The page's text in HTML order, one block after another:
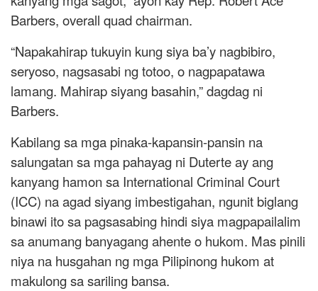
Barbers, overall quad chairman.
“Napakahirap tukuyin kung siya ba’y nagbibiro,
seryoso, nagsasabi ng totoo, o nagpapatawa
lamang. Mahirap siyang basahin,” dagdag ni
Barbers.
Kabilang sa mga pinaka-kapansin-pansin na
salungatan sa mga pahayag ni Duterte ay ang
kanyang hamon sa International Criminal Court
(ICC) na agad siyang imbestigahan, ngunit biglang
binawi ito sa pagsasabing hindi siya magpapailalim
sa anumang banyagang ahente o hukom. Mas pinili
niya na husgahan ng mga Pilipinong hukom at
makulong sa sariling bansa.